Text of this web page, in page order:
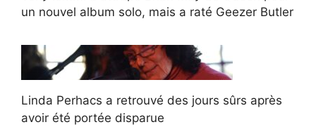
un nouvel album solo, mais a raté Geezer Butler
Linda Perhacs a retrouvé des jours sûrs après
avoir été portée disparue